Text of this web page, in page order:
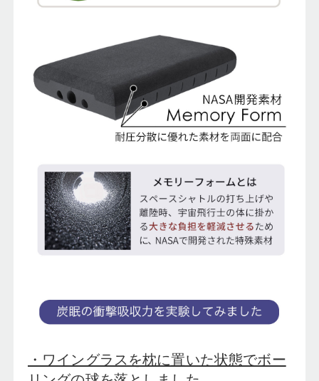
・ワイングラスを枕に置いた状態でボー